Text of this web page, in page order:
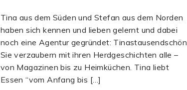
Tina aus dem Süden und Stefan aus dem Norden
haben sich kennen und lieben gelernt und dabei
noch eine Agentur gegründet: Tinastausendschön.
Sie verzaubern mit ihren Herdgeschichten alle –
von Magazinen bis zu Heimküchen. Tina liebt
Essen “vom Anfang bis […]